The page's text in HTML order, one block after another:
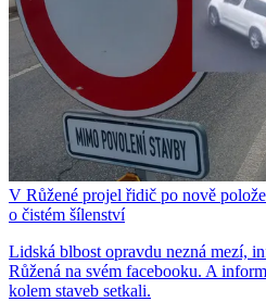
V Růžené projel řidič po nově
o čistém šílenství
Lidská blbost opravdu nezná mezí,
Růžená na svém facebooku. A
kolem staveb setkali.